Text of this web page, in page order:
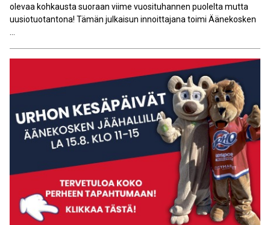
olevaa kohkausta suoraan viime vuosituhannen puolelta mutta
uusiotuotantona! Tämän julkaisun innoittajana toimi Äänekosken